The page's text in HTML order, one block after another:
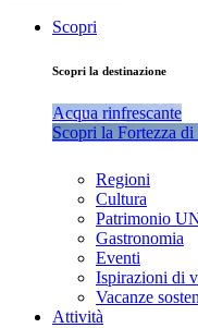
Scopri
Scopri la destinazione
Acqua rinfrescante
Scopri la Fortezza
Regioni
Cultura
Patrimonio
Gastronomia
Eventi
Ispirazioni di
Vacanze
Attività